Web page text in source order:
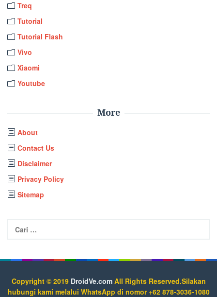
Treq
Tutorial
Tutorial Flash
Vivo
Xiaomi
Youtube
More
About
Contact Us
Disclaimer
Privacy Policy
Sitemap
untuk:
Copyright © 2019 DroidVe.comAll Rights Reserved.Silakan
hubungi kami melalui WhatsApp di nomor +62 878-3036-1080